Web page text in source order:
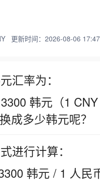
更新时间：2026-08-06
汇率为：
韩元（1
成多少韩元呢？
进行计算：
韩元 / 1 人民